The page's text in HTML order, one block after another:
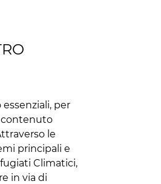
per
contenuto
le
principali e
Climatici,
in via di